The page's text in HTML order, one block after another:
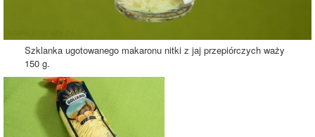
Szklanka ugotowanego makaronu nitki z jaj przepiórczych waży
150 g.